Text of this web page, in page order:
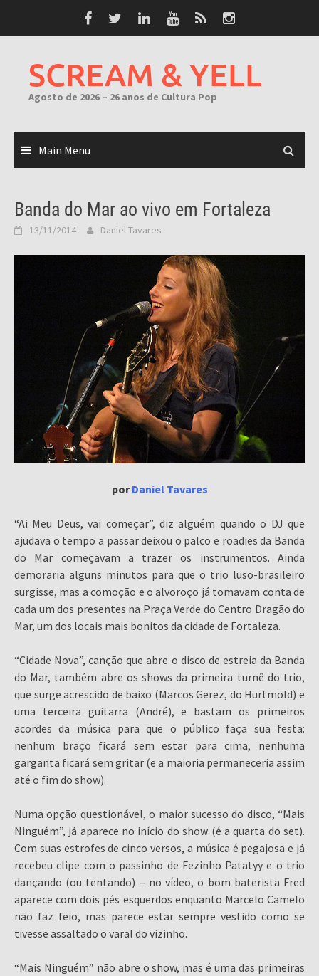
SCREAM & YELL
Agosto de 2026 – 26 anos de Cultura Pop
Main Menu
Banda do Mar ao vivo em Fortaleza
13/11/2014 Daniel Tavares
porDaniel Tavares
“Ai Meu Deus, vai começar”, diz alguém quando o DJ que
ajudava o tempo a passar deixou o palco e roadies da Banda
do Mar começavam a trazer os instrumentos. Ainda
demoraria alguns minutos para que o trio luso-brasileiro
surgisse, mas a comoção e o alvoroço já tomavam conta de
cada um dos presentes na Praça Verde do Centro Dragão do
Mar, um dos locais mais bonitos da cidade de Fortaleza.
“Cidade Nova”, canção que abre o disco de estreia da Banda
do Mar, também abre os shows da primeira turnê do trio,
que surge acrescido de baixo (Marcos Gerez, do Hurtmold) e
uma terceira guitarra (André), e bastam os primeiros
acordes da música para que o público faça sua festa:
nenhum braço ficará sem estar para cima, nenhuma
garganta ficará sem gritar (e a maioria permaneceria assim
até o fim do show).
Numa opção questionável, o maior sucesso do disco, “Mais
Ninguém”, já aparece no início do show (é a quarta do set).
Com suas estrofes de cinco versos, a música é pegajosa e já
recebeu clipe com o passinho de Fezinho Patatyy e o trio
dançando (ou tentando) – no vídeo, o bom baterista Fred
aparece com dois pés esquerdos enquanto Marcelo Camelo
não faz feio, mas parece estar sempre vestido como se
tivesse assaltado o varal do vizinho.
“Mais Ninguém” não abre o show, mas é uma das primeiras